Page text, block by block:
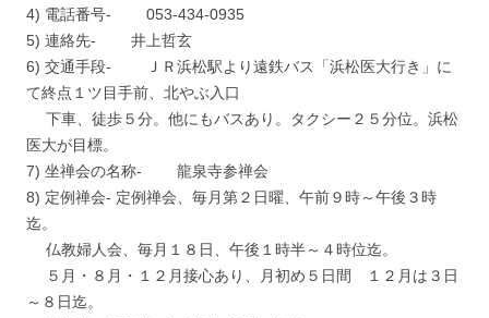
4) 電話番号- 053-434-0935
5) 連絡先- 井上哲玄
6) 交通手段- ＪＲ浜松駅より遠鉄バス「浜松医大行き」に
て終点１ツ目手前、北やぶ入口
下車、徒歩５分。他にもバスあり。タクシー２５分位。浜松
医大が目標。
7) 坐禅会の名称- 龍泉寺参禅会
8) 定例禅会- 定例禅会、毎月第２日曜、午前９時～午後３時
迄。
仏教婦人会、毎月１８日、午後１時半～４時位迄。
５月・８月・１２月接心あり、月初め５日間 １２月は３日
～８日迄。